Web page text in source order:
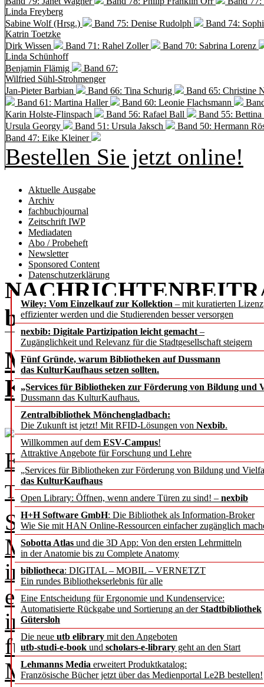
Linda Freyberg
Sabine Wolf (Hrsg.)
Band 75: Denise Rudolph
Band 74:
Katrin Toetzke
Dirk Wissen
Band 71: Rahel Zoller
Band 70: Sabrina Lorenz
Linda Schünhoff
Benjamin Flämig
Band 67:
Wilfried Sühl-Strohmenger
Jan-Pieter Barbian
Band 66: Tina Schurig
Band 65: Christine
Band 61: Martina Haller
Band 60: Leonie Flachsmann
Karin Holste-Flinspach
Band 56: Rafael Ball
Band 55:
Ursula Georgy
Band 51: Ursula Jaksch Band 50: Hermann
Band 47: Eike Kleiner
Bestellen Sie jetzt online!
Aktuelle Ausgabe
Archiv
fachbuchjournal
Zeitschrift IWP
Mediadaten
Abo / Probeheft
Newsletter
Sponsored Content
Datenschutzerklärung
Wiley: Vom Einzelkauf zur Kollektion – mit kuratierten
effizienter werden und die Studierenden besser versorgen
nexbib: Digitale Partizipation leicht gemacht –
Zugänglichkeit und Relevanz für die Stadtgesellschaft steigern
Fünf Gründe, warum Bibliotheken auf Dussmann
das KulturKaufhaus setzen sollten.
„Services für Bibliotheken zur Förderung von Bildung und
Dussmann das KulturKaufhaus.
Zentralbibliothek Mönchengladbach:
Die Zukunft ist jetzt! Mit RFID-Lösungen von Nexbib.
Willkommen auf dem ESV-Campus!
Attraktive Angebote für Forschung und Lehre
„Services für Bibliotheken zur Förderung von Bildung und
das KulturKaufhaus
Open Library: Öffnen, wenn andere Türen zu sind! – nexbib
H+H Software GmbH: Die Bibliothek als Information-Broker
Wie Sie mit HAN Online-Ressourcen einfacher zugänglich
Sobotta Atlas und die 3D App: Von den ersten Lehrmitteln
in der Anatomie bis zu Complete Anatomy
bibliotheca: DIGITAL – MOBIL – VERNETZT
Ein rundes Bibliothekserlebnis für alle
Eine Entscheidung für Ergonomie und Kundenservice:
Automatisierte Rückgabe und Sortierung an derStadtbibliothek
Gütersloh
Die neue utb elibrary mit den Angeboten
utb-studi-e-book und scholars-e-library geht an den Start
Lehmanns Media erweitert Produktkatalog:
Französische Bücher jetzt über das Medienportal Le2B bestellen!
b.i.t.online3 / 2023
KI-gestützte
Erfahrungen bei der
Tobias Schmid
Seit 1947 ist die
Marktführerin bei der
in Deutschland. Unter
einfach” bedient die ekz
im deutschsprachigen
führenden Unternehmen
Medienbranche den